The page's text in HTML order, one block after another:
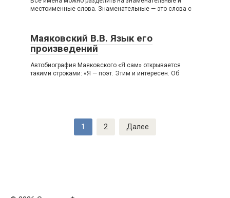
местоименные слова. Знаменательные — это слова с
Маяковский В.В. Язык его
произведений
Автобиография Маяковского «Я сам» открывается
такими строками: «Я — поэт. Этим и интересен. Об
1 2 Далее